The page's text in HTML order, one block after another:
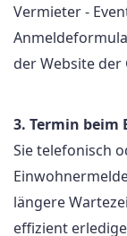
Vermieter -
der Website
3. Termin beim
Sie telefonisch
längere
effizient